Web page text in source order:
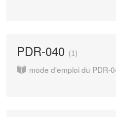
PDR-040 1
mode d'emploi du PDR-